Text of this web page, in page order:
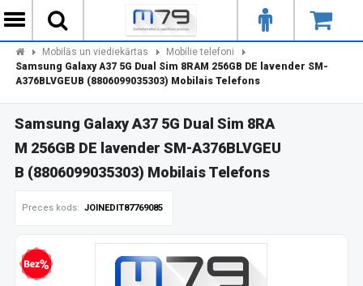
Mobilās un viediekārtas
Mobilie telefoni
Samsung Galaxy A37 5G Dual Sim 8RAM 256GB DE lavender SM-
A376BLVGEUB (8806099035303) Mobilais Telefons
Samsung Galaxy A37 5G Dual Sim 8RA
M 256GB DE lavender SM-A376BLVGEU
B (8806099035303) Mobilais Telefons
Preces kods: JOINEDIT87769085
kredīts